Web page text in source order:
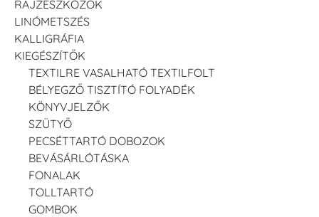
RAJZESZKÖZÖK
LINÓMETSZÉS
KALLIGRÁFIA
KIEGÉSZÍTŐK
TEXTILRE VASALHATÓ TEXTILFOLT
BÉLYEGZŐ TISZTÍTÓ FOLYADÉK
KÖNYVJELZŐK
SZÜTYŐ
PECSÉTTARTÓ DOBOZOK
BEVÁSÁRLÓTÁSKA
FONALAK
TOLLTARTÓ
GOMBOK